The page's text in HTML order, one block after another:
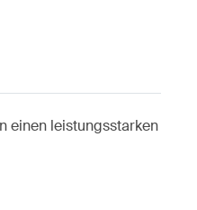
einen leistungsstarken